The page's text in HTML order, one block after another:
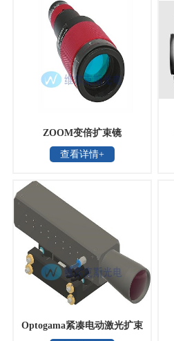
ZOOM变倍扩束镜
查看详情+
Optogama紧凑电动激光扩束